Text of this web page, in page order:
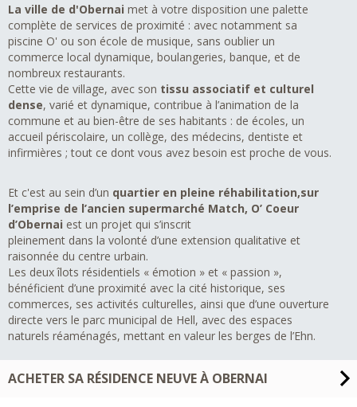
La ville de d'Obernai met à votre disposition une palette
complète de services de proximité : avec notamment sa
piscine O' ou son école de musique, sans oublier un
commerce local dynamique, boulangeries, banque, et de
nombreux restaurants.
Cette vie de village, avec son tissu associatif et culturel
dense, varié et dynamique, contribue à l’animation de la
commune et au bien-être de ses habitants : de écoles, un
accueil périscolaire, un collège, des médecins, dentiste et
infirmières ; tout ce dont vous avez besoin est proche de vous.
Et c'est au sein d’un quartier en pleine réhabilitation,sur
l’emprise de l’ancien supermarché Match, O’ Coeur
d’Obernai est un projet qui s’inscrit
pleinement dans la volonté d’une extension qualitative et
raisonnée du centre urbain.
Les deux îlots résidentiels « émotion » et « passion »,
bénéficient d’une proximité avec la cité historique, ses
commerces, ses activités culturelles, ainsi que d’une ouverture
directe vers le parc municipal de Hell, avec des espaces
naturels réaménagés, mettant en valeur les berges de l’Ehn.
ACHETER SA RÉSIDENCE NEUVE À OBERNAI